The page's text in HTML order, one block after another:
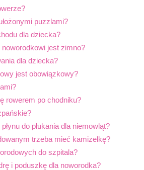
puzzlami?
dla dziecka?
jest zimno?
dla dziecka?
jest obowiązkowy?
rowerem po chodniku?
do płukania dla niemowląt?
trzeba mieć kamizelkę?
do szpitala?
i poduszkę dla noworodka?